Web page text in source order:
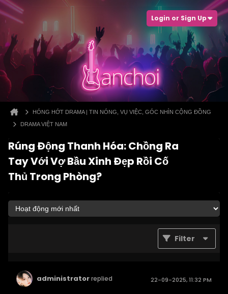
Login or Sign Up
HÓNG HỚT DRAMA | TIN NÓNG, VỤ VIỆC, GÓC NHÌN CỘNG ĐỒNG
DRAMA VIỆT NAM
Rúng Động Thanh Hóa: Chồng Ra
Tay Với Vợ Bầu Xinh Đẹp Rồi Cố
Thủ Trong Phòng?
Filter
administratorreplied 22-09-2025, 11:32 PM